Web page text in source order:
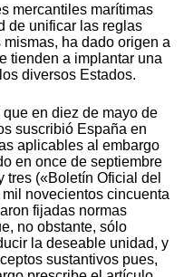
mercantiles marítimas
de unificar las reglas
ha dado origen a
tienden a implantar una
diversos Estados.
en diez de mayo de
suscribió España en
aplicables al embargo
en once de septiembre
tres («Boletín Oficial del
novecientos cincuenta
fijadas normas
no obstante, sólo
la deseable unidad, y
sustantivos pues,